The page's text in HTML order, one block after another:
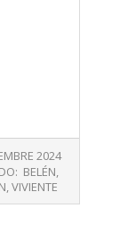
2024
BELÉN,
,VIVIENTE